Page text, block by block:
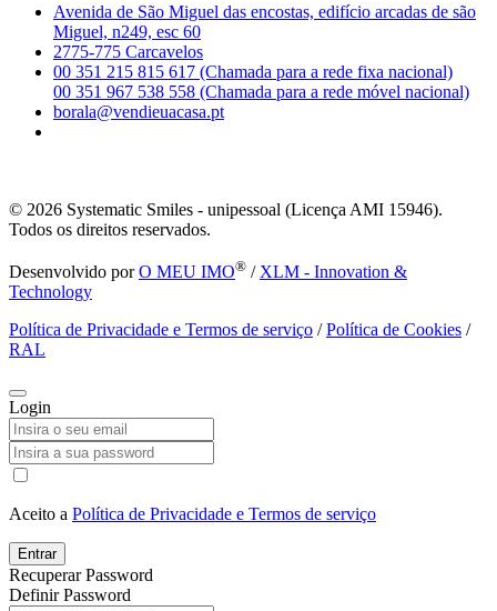
Avenida de São Miguel das encostas, edifício arcadas de são
Miguel, n249, esc 60
2775-775 Carcavelos
00 351 215 815 617 (Chamada para a rede fixa nacional)
00 351 967 538 558 (Chamada para a rede móvel nacional)
borala@vendieuacasa.pt
© 2026 Systematic Smiles - unipessoal (Licença AMI 15946).
Todos os direitos reservados.
Desenvolvido porO MEU IMO® / XLM - Innovation &
Technology
Política de Privacidade e Termos de serviço /Política de Cookies /
RAL
Login
Aceito a Política de Privacidade e Termos de serviço
Entrar
Recuperar Password
Definir Password